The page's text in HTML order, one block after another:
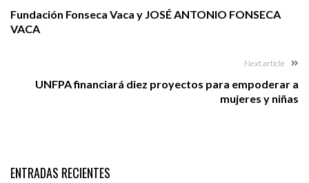
Fundación Fonseca Vaca y JOSÉ ANTONIO FONSECA
VACA
Next article
UNFPA financiará diez proyectos para empoderar a
mujeres y niñas
ENTRADAS RECIENTES